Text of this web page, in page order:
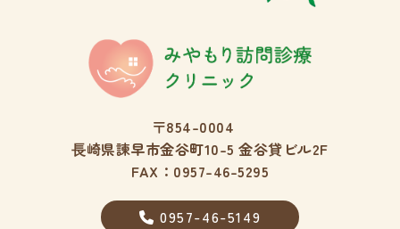
〒854-0004
⾧崎県諫早市金谷町10-5 金谷貸ビル2F
FAX：0957-46-5295
0957-46-5149